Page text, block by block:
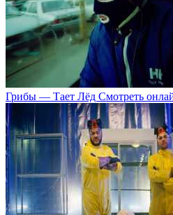
Грибы — Тает Лёд Смотреть